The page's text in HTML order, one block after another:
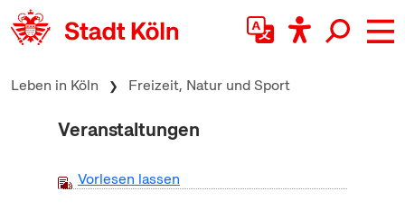
zum Inhalt springen
Leben in Köln Freizeit, Natur und Sport
Veranstaltungen
Vorlesen lassen